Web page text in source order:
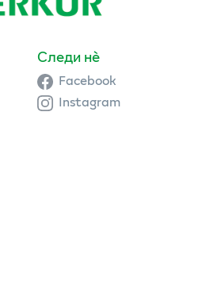
Следи нè
Facebook
Instagram